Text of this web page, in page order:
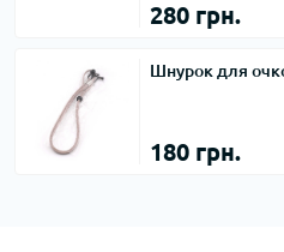
280 грн.
Шнурок для
180 грн.